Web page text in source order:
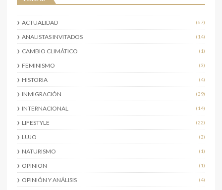
ACTUALIDAD (67)
ANALISTAS INVITADOS (14)
CAMBIO CLIMÁTICO (1)
FEMINISMO (3)
HISTORIA (4)
INMIGRACIÓN (39)
INTERNACIONAL (14)
LIFESTYLE (22)
LUJO (3)
NATURISMO (1)
OPINION (1)
OPINIÓN Y ANÁLISIS (4)